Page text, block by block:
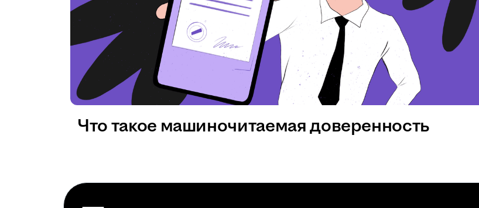
Что такое машиночитаемая доверенность